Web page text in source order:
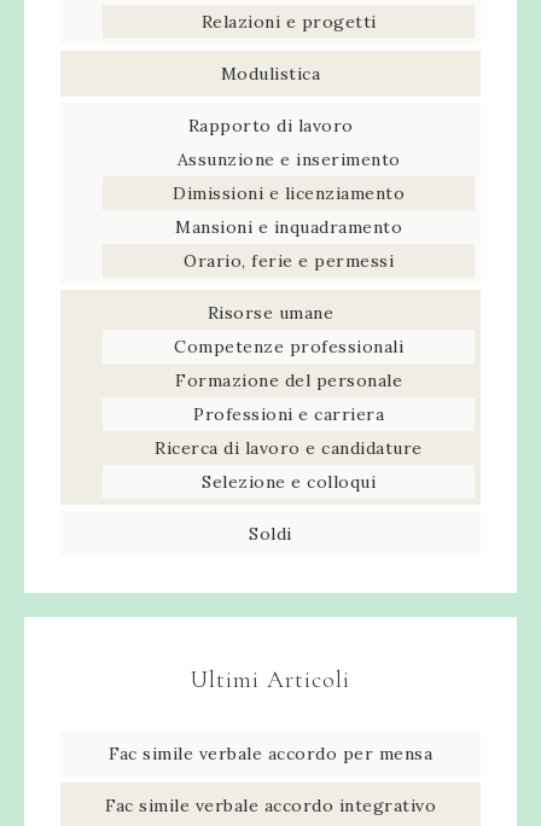
Relazioni e progetti
Modulistica
Rapporto di lavoro
Assunzione e inserimento
Dimissioni e licenziamento
Mansioni e inquadramento
Orario, ferie e permessi
Risorse umane
Competenze professionali
Formazione del personale
Professioni e carriera
Ricerca di lavoro e candidature
Selezione e colloqui
Soldi
Ultimi Articoli
Fac simile verbale accordo per mensa​
Fac simile verbale accordo integrativo